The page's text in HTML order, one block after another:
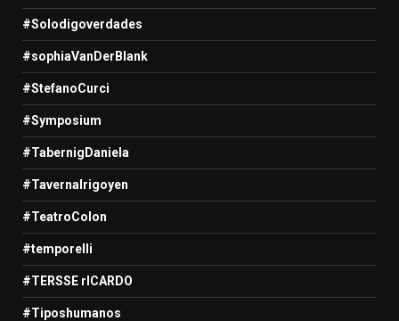
#Solodigoverdades
#sophiaVanDerBlank
#StefanoCurci
#Symposium
#TabernigDaniela
#TavernaIrigoyen
#TeatroColon
#temporelli
#TERSSE rICARDO
#Tiposhumanos